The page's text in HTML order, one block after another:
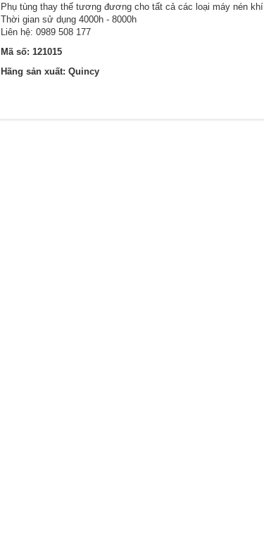
Phụ tùng thay thế tương đương cho tất cả các loại máy nén khí.
Thời gian sử dụng 4000h - 8000h
Liên hệ: 0989 508 177
Mã số: 121015
Hãng sản xuất: Quincy